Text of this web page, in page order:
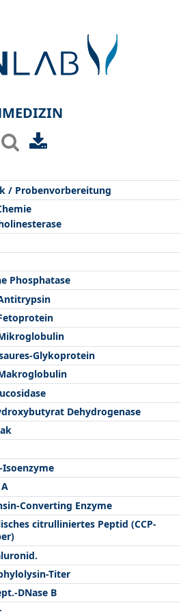
/ Probenvorbereitung
Phosphatase
Glykoprotein
Dehydrogenase
Converting Enzyme
citrulliniertes Peptid (CCP-
Titer
DNase B